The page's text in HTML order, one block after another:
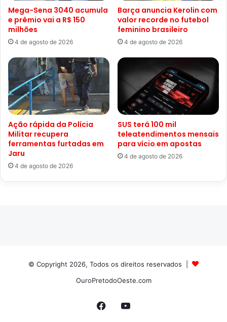
Mega-Sena 3040 acumula
e prêmio vai a R$ 150
milhões
4 de agosto de 2026
Barça anuncia Kerolin com
valor recorde no futebol
feminino brasileiro
4 de agosto de 2026
Ação rápida da Polícia
Militar recupera
ferramentas furtadas em
Jaru
4 de agosto de 2026
SUS terá 100 mil
teleatendimentos mensais
para vício em apostas
4 de agosto de 2026
© Copyright 2026, Todos os direitos reservados |
OuroPretodoOeste.com
FacebookYouTube